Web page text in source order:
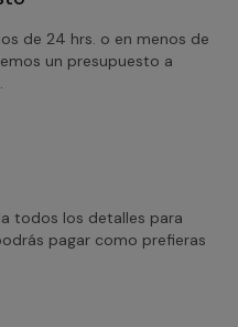
de 24 hrs. o en menos de
un presupuesto a
todos los detalles para
pagar como prefieras